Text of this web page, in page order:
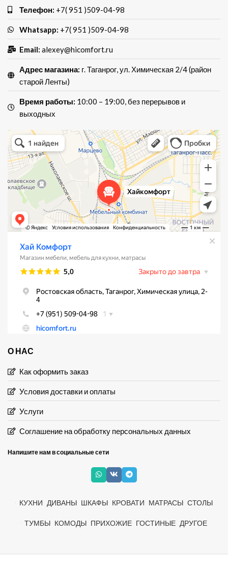
Телефон: +7( 951 )509-04-98
Whatsapp: +7( 951 )509-04-98
Email: alexey@hicomfort.ru
Адрес магазина: г. Таганрог, ул. Химическая 2/4 (район
старой Ленты)
Время работы: 10:00 – 19:00, без перерывов и
выходных
Хай Комфорт
Магазин мебели в Таганроге
Мебель для кухни в Таганроге
О НАС
Как оформить заказ
Условия доставки и оплаты
Услуги
Соглашение на обработку персональных данных
Напишите нам в социальные сети
КУХНИ ДИВАНЫ ШКАФЫ КРОВАТИ МАТРАСЫ СТОЛЫ
ТУМБЫ КОМОДЫ ПРИХОЖИЕ ГОСТИНЫЕ ДРУГОЕ